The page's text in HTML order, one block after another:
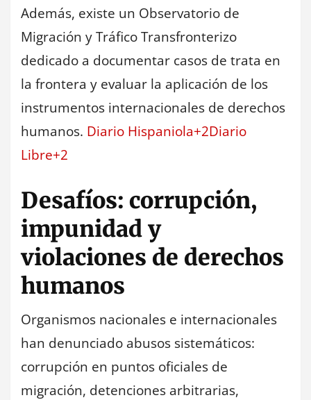
Además, existe un Observatorio de
Migración y Tráfico Transfronterizo
dedicado a documentar casos de trata en
la frontera y evaluar la aplicación de los
instrumentos internacionales de derechos
humanos. Diario Hispaniola+2Diario
Libre+2
Desafíos: corrupción,
impunidad y
violaciones de derechos
humanos
Organismos nacionales e internacionales
han denunciado abusos sistemáticos:
corrupción en puntos oficiales de
migración, detenciones arbitrarias,